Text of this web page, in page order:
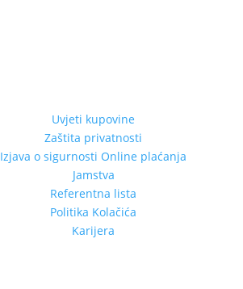
Uvjeti kupovine
Zaštita privatnosti
Izjava o sigurnosti Online plaćanja
Jamstva
Referentna lista
Politika Kolačića
Karijera